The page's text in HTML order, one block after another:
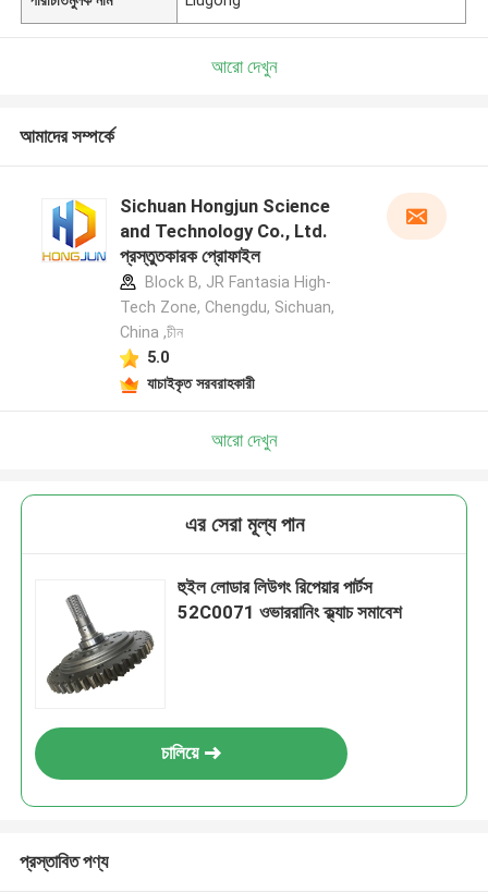
আরো দেখুন
আমাদের সম্পর্কে
Sichuan Hongjun Science
and Technology Co., Ltd.
প্রস্তুতকারক প্রোফাইল
Block B, JR Fantasia High-
Tech Zone, Chengdu, Sichuan,
China ,চীন
5.0
যাচাইকৃত সরবরাহকারী
আরো দেখুন
এর সেরা মূল্য পান
হুইল লোডার লিউগং রিপেয়ার পার্টস
52C0071 ওভাররানিং ক্ল্যাচ সমাবেশ
চালিয়ে
প্রস্তাবিত পণ্য